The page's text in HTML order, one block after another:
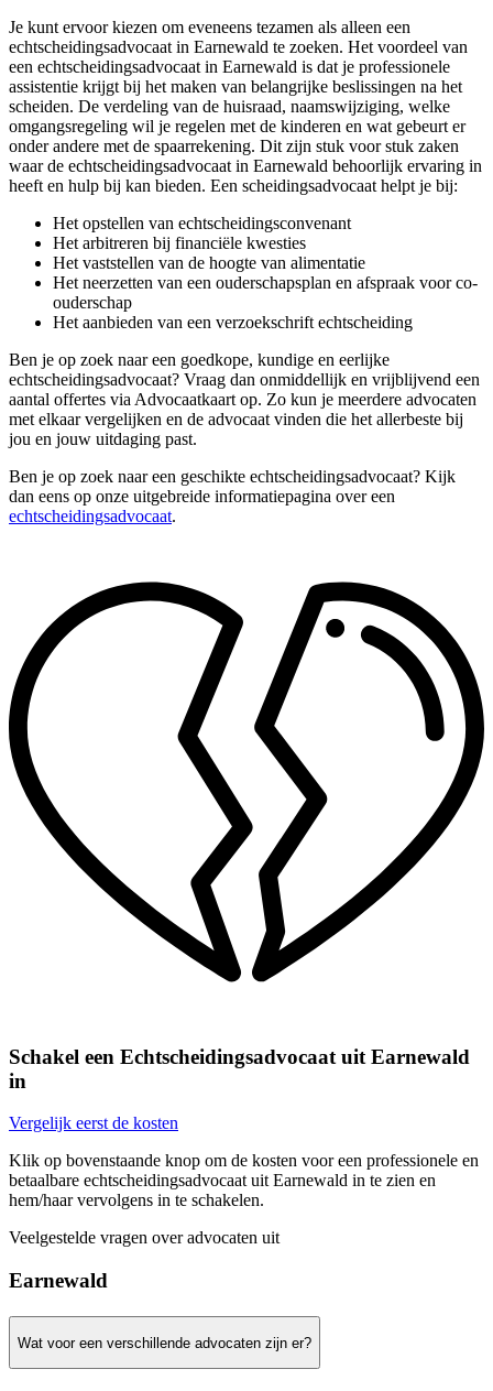
Je kunt ervoor kiezen om eveneens tezamen als alleen een
echtscheidingsadvocaat in Earnewald te zoeken. Het voordeel van
een echtscheidingsadvocaat in Earnewald is dat je professionele
assistentie krijgt bij het maken van belangrijke beslissingen na het
scheiden. De verdeling van de huisraad, naamswijziging, welke
omgangsregeling wil je regelen met de kinderen en wat gebeurt er
onder andere met de spaarrekening. Dit zijn stuk voor stuk zaken
waar de echtscheidingsadvocaat in Earnewald behoorlijk ervaring in
heeft en hulp bij kan bieden. Een scheidingsadvocaat helpt je bij:
Het opstellen van echtscheidingsconvenant
Het arbitreren bij financiële kwesties
Het vaststellen van de hoogte van alimentatie
Het neerzetten van een ouderschapsplan en afspraak voor co-
ouderschap
Het aanbieden van een verzoekschrift echtscheiding
Ben je op zoek naar een goedkope, kundige en eerlijke
echtscheidingsadvocaat? Vraag dan onmiddellijk en vrijblijvend een
aantal offertes via Advocaatkaart op. Zo kun je meerdere advocaten
met elkaar vergelijken en de advocaat vinden die het allerbeste bij
jou en jouw uitdaging past.
Ben je op zoek naar een geschikte echtscheidingsadvocaat? Kijk
dan eens op onze uitgebreide informatiepagina over een
echtscheidingsadvocaat.
Schakel een Echtscheidingsadvocaat uit Earnewald
in
Vergelijk eerst de kosten
Klik op bovenstaande knop om de kosten voor een professionele en
betaalbare echtscheidingsadvocaat uit Earnewald in te zien en
hem/haar vervolgens in te schakelen.
Veelgestelde vragen over advocaten uit
Earnewald
Wat voor een verschillende advocaten zijn er?